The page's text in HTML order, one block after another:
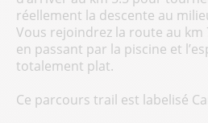
réellement la descente au
Vous rejoindrez la route au km
en passant par la piscine et
totalement plat.
Ce parcours trail est labelisé